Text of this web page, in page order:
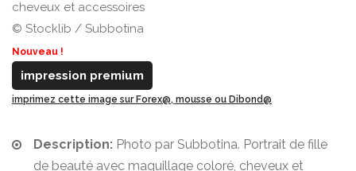
© Stocklib / Subbotina
Nouveau !
impression premium
imprimez cette image sur Forex@, mousse ou Dibond@
Description: Photo par Subbotina. Portrait de fille
de beauté avec maquillage coloré, cheveux et